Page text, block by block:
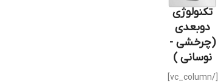
تکنولوژی
دوبعدی
(چرخشی -
نوسانی )